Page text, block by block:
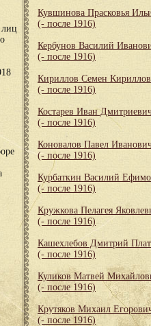
Кувшинова Прасковья
(- после 1916)
Кербунов Василий
(- после 1916)
Кириллов Семен
(- после 1916)
Костарев Иван
(- после 1916)
Коновалов Павел
(- после 1916)
Курбаткин Василий
(- после 1916)
Кружкова Пелагея
(- после 1916)
Кашехлебов Дмитрий
(- после 1916)
Куликов Матвей
(- после 1916)
Крутяков Михаил
(- после 1916)